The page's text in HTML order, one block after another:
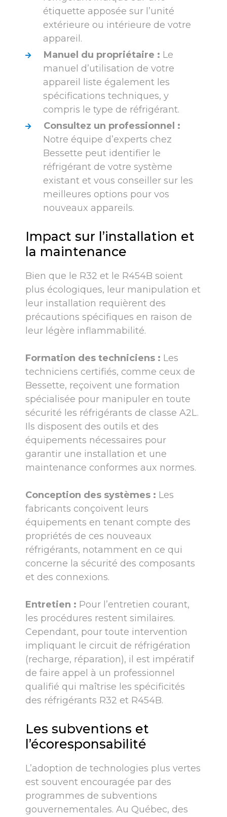
étiquette apposée sur l’unité
extérieure ou intérieure de votre
appareil.
Manuel du propriétaire : Le
manuel d’utilisation de votre
appareil liste également les
spécifications techniques, y
compris le type de réfrigérant.
Consultez un professionnel :
Notre équipe d’experts chez
Bessette peut identifier le
réfrigérant de votre système
existant et vous conseiller sur les
meilleures options pour vos
nouveaux appareils.
Impact sur l’installation et
la maintenance
Bien que le R32 et le R454B soient
plus écologiques, leur manipulation et
leur installation requièrent des
précautions spécifiques en raison de
leur légère inflammabilité.
Formation des techniciens : Les
techniciens certifiés, comme ceux de
Bessette, reçoivent une formation
spécialisée pour manipuler en toute
sécurité les réfrigérants de classe A2L.
Ils disposent des outils et des
équipements nécessaires pour
garantir une installation et une
maintenance conformes aux normes.
Conception des systèmes : Les
fabricants conçoivent leurs
équipements en tenant compte des
propriétés de ces nouveaux
réfrigérants, notamment en ce qui
concerne la sécurité des composants
et des connexions.
Entretien : Pour l’entretien courant,
les procédures restent similaires.
Cependant, pour toute intervention
impliquant le circuit de réfrigération
(recharge, réparation), il est impératif
de faire appel à un professionnel
qualifié qui maîtrise les spécificités
des réfrigérants R32 et R454B.
Les subventions et
l’écoresponsabilité
L’adoption de technologies plus vertes
est souvent encouragée par des
programmes de subventions
gouvernementales. Au Québec, des